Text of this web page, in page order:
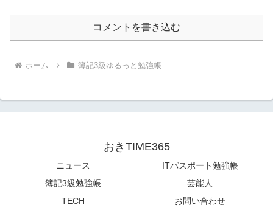
コメントを書き込む
ホーム 簿記3級ゆるっと勉強帳
おきTIME365
ニュース
ITパスポート勉強帳
簿記3級勉強帳
芸能人
TECH
お問い合わせ